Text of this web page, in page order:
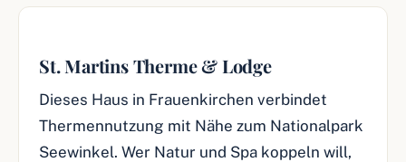
St. Martins Therme & Lodge
Dieses Haus in Frauenkirchen verbindet
Thermennutzung mit Nähe zum Nationalpark
Seewinkel. Wer Natur und Spa koppeln will,